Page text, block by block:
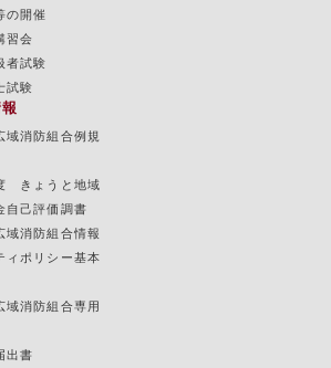
の開催
習会
者試験
試験
域消防組合例規
きょうと地域
自己評価調書
域消防組合情報
ィポリシー基本
域消防組合専用
出書